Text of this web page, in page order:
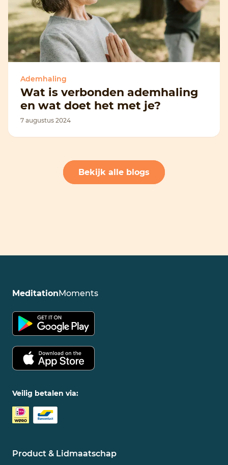
Ademhaling
Wat is verbonden ademhaling
en wat doet het met je?
7 augustus 2024
Bekijk alle blogs
MeditationMoments
Veilig betalen via:
Product & Lidmaatschap